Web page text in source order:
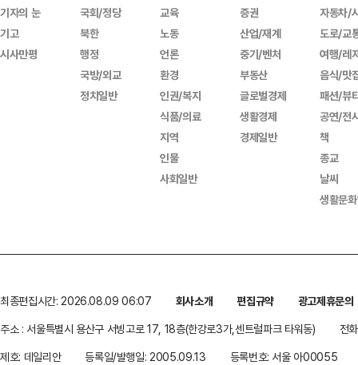
기자의 눈
기고
시사만평
국회/정당
북한
행정
국방/외교
정치일반
교육
노동
언론
환경
인권/복지
식품/의료
지역
인물
사회일반
증권
산업/재계
중기/벤처
부동산
글로벌경제
생활경제
경제일반
자동차/
도로/교
여행/레
음식/맛
패션/뷰
공연/전
책
종교
날씨
생활문
최종편집시간: 2026.08.09 06:07 회사소개 편집규약
광고제휴문의
주소 : 서울특별시 용산구 서빙고로 17, 18층(한강로3가,센트럴파크 타워동)
전
제호: 데일리안
등록일/발행일: 2005.09.13 등록번호: 서울 아00055